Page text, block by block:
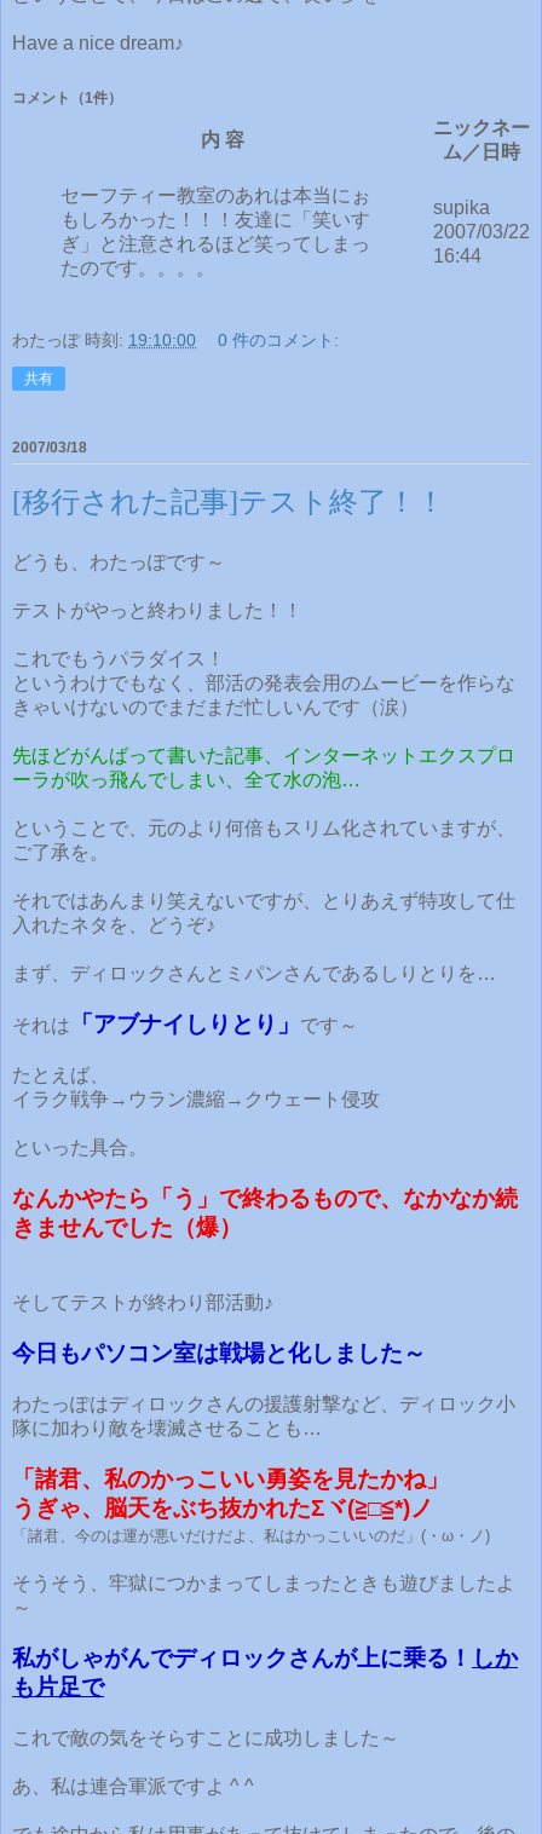
Have a nice dream♪
コメント （1件）
内 容
ニックネー
ム／日時
セーフティー教室のあれは本当にぉ
もしろかった！！！友達に「笑いす
ぎ」と注意されるほど笑ってしまっ
たのです。。。。
supika
2007/03/22
16:44
わたっぽ 時刻: 19:10:00 0 件のコメント:
共有
2007/03/18
[移行された記事]テスト終了！！
どうも、わたっぽです～
テストがやっと終わりました！！
これでもうパラダイス！
というわけでもなく、部活の発表会用のムービーを作らな
きゃいけないのでまだまだ忙しいんです（涙）
先ほどがんばって書いた記事、インターネットエクスプロ
ーラが吹っ飛んでしまい、全て水の泡…
ということで、元のより何倍もスリム化されていますが、
ご了承を。
それではあんまり笑えないですが、とりあえず特攻して仕
入れたネタを、どうぞ♪
まず、ディロックさんとミパンさんであるしりとりを…
それは 「アブナイしりとり」 です～
たとえば、
イラク戦争→ウラン濃縮→クウェート侵攻
といった具合。
なんかやたら「う」で終わるもので、なかなか続
きませんでした（爆）
そしてテストが終わり部活動♪
今日もパソコン室は戦場と化しました～
わたっぽはディロックさんの援護射撃など、ディロック小
隊に加わり敵を壊滅させることも…
「諸君、私のかっこいい勇姿を見たかね」
うぎゃ、脳天をぶち抜かれたΣヾ(≧□≦*)ノ
「諸君、今のは運が悪いだけだよ、私はかっこいいのだ」(・ω・ノ)
そうそう、牢獄につかまってしまったときも遊びましたよ
～
私がしゃがんでディロックさんが上に乗る！ しか
も片足で
これで敵の気をそらすことに成功しました～
あ、私は連合軍派ですよ ^ ^